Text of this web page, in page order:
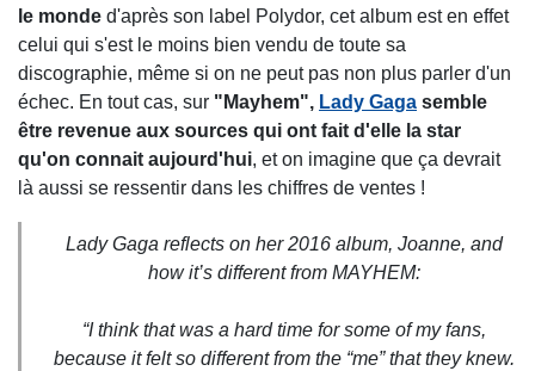
le monde d'après son label Polydor, cet album est en effet
celui qui s'est le moins bien vendu de toute sa
discographie, même si on ne peut pas non plus parler d'un
échec. En tout cas, sur "Mayhem", Lady Gaga semble
être revenue aux sources qui ont fait d'elle la star
qu'on connait aujourd'hui, et on imagine que ça devrait
là aussi se ressentir dans les chiffres de ventes !
Lady Gaga reflects on her 2016 album, Joanne, and
how it’s different from MAYHEM:
“I think that was a hard time for some of my fans,
because it felt so different from the “me” that they knew.